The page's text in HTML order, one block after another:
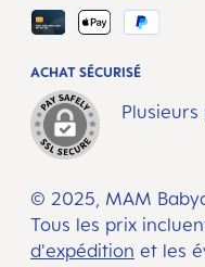
© 2025, MAM
Tous les prix
d'expédition et les
ACHAT SÉCURISÉ